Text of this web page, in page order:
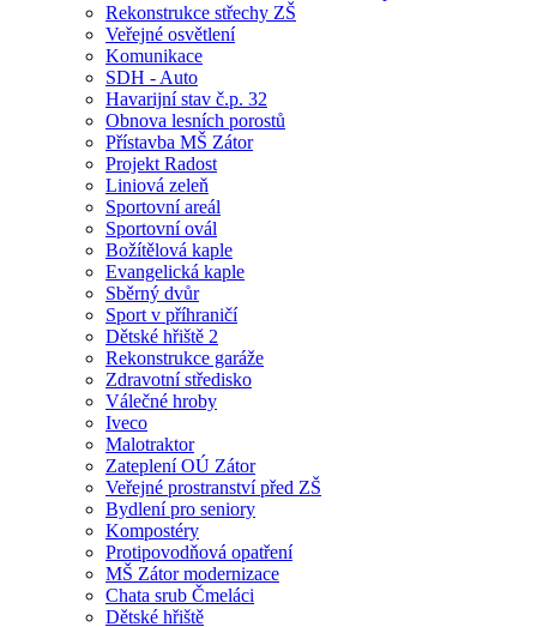
Rekonstrukce střechy ZŠ
Veřejné osvětlení
Komunikace
SDH - Auto
Havarijní stav č.p. 32
Obnova lesních porostů
Přístavba MŠ Zátor
Projekt Radost
Liniová zeleň
Sportovní areál
Sportovní ovál
Božítělová kaple
Evangelická kaple
Sběrný dvůr
Sport v příhraničí
Dětské hřiště 2
Rekonstrukce garáže
Zdravotní středisko
Válečné hroby
Iveco
Malotraktor
Zateplení OÚ Zátor
Veřejné prostranství před ZŠ
Bydlení pro seniory
Kompostéry
Protipovodňová opatření
MŠ Zátor modernizace
Chata srub Čmeláci
Dětské hřiště